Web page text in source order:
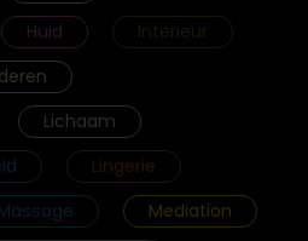
Huid
Interieur
Lichaam
Lingerie
Mediation